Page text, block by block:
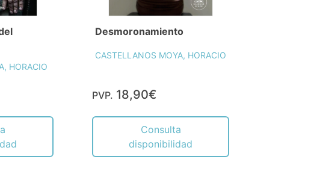
HORACIO
Desmoronamiento
CASTELLANOS MOYA, HORACIO
PVP. 18,90€
Consulta
disponibilidad